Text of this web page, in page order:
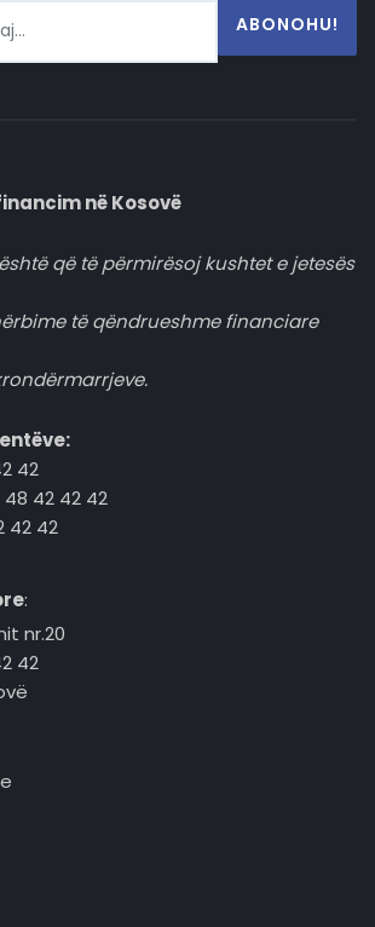
ABONOHU!
në Kosovë
që të përmirësoj kushtet e jetesës
të qëndrueshme financiare
42
42 42 42
42 42
:
nr.20
42